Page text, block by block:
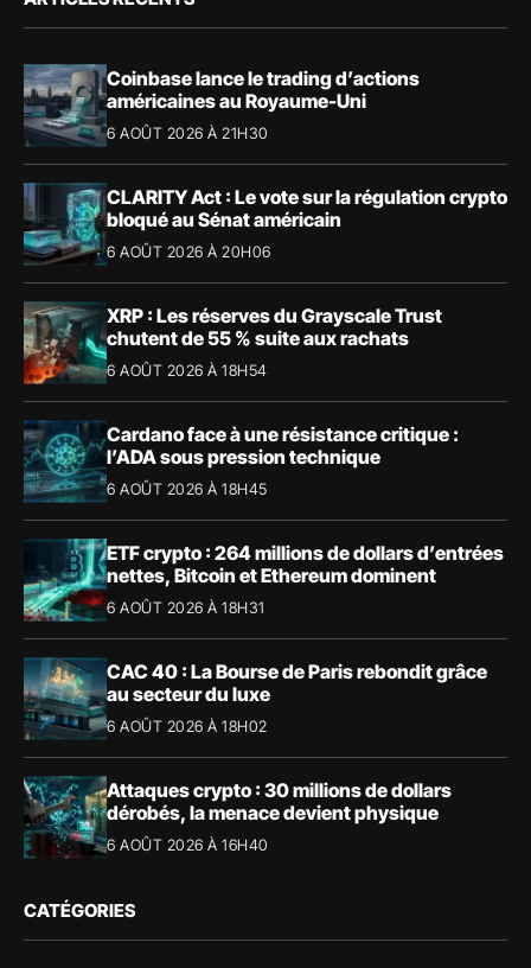
Coinbase lance le trading d’actions
américaines au Royaume-Uni
6 AOÛT 2026 À 21H30
CLARITY Act : Le vote sur la régulation crypto
bloqué au Sénat américain
6 AOÛT 2026 À 20H06
XRP : Les réserves du Grayscale Trust
chutent de 55 % suite aux rachats
6 AOÛT 2026 À 18H54
Cardano face à une résistance critique :
l’ADA sous pression technique
6 AOÛT 2026 À 18H45
ETF crypto : 264 millions de dollars d’entrées
nettes, Bitcoin et Ethereum dominent
6 AOÛT 2026 À 18H31
CAC 40 : La Bourse de Paris rebondit grâce
au secteur du luxe
6 AOÛT 2026 À 18H02
Attaques crypto : 30 millions de dollars
dérobés, la menace devient physique
6 AOÛT 2026 À 16H40
CATÉGORIES